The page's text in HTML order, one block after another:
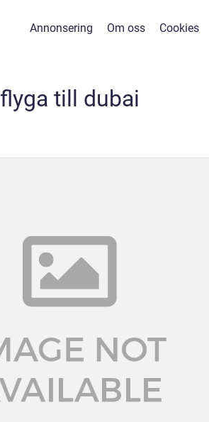
Annonsering Om oss Cookies
flyga till dubai